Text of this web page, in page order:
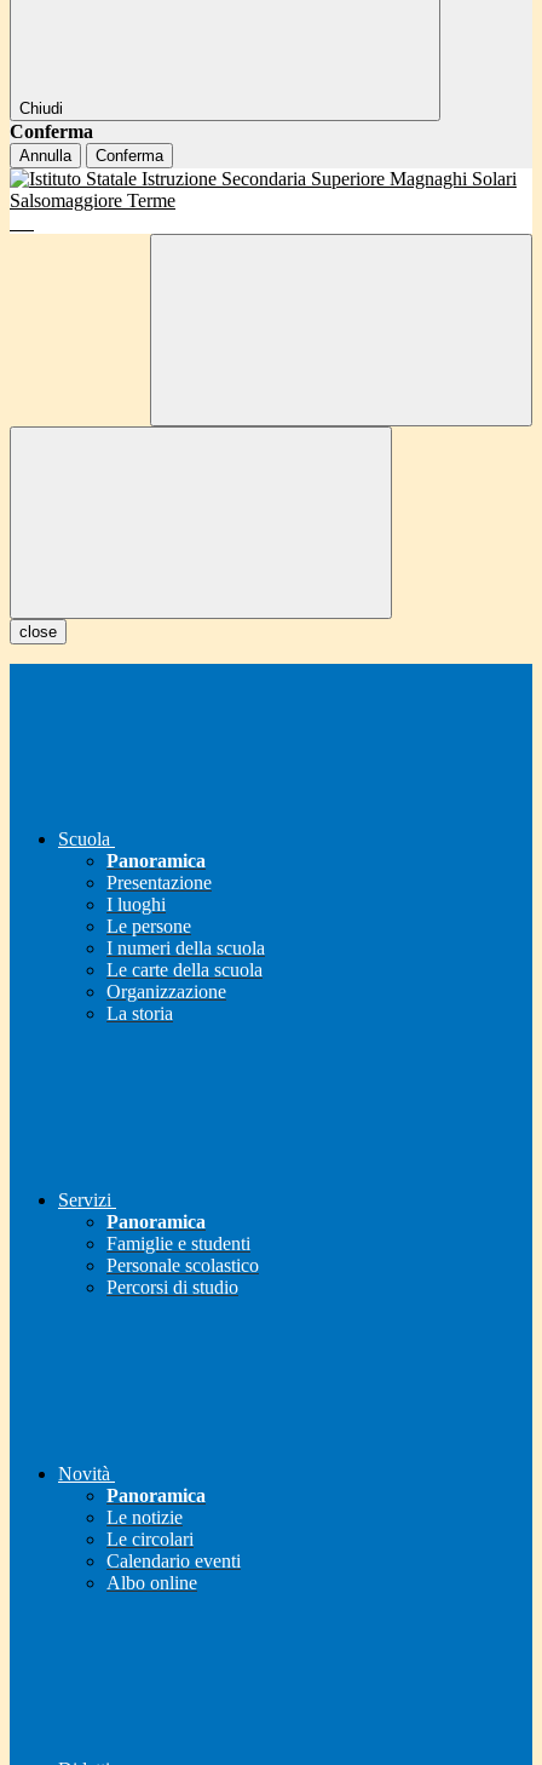
Chiudi
Conferma
Annulla Conferma
close
Scuola
Panoramica
Presentazione
I luoghi
Le persone
I numeri della scuola
Le carte della scuola
Organizzazione
La storia
Servizi
Panoramica
Famiglie e studenti
Personale scolastico
Percorsi di studio
Novità
Panoramica
Le notizie
Le circolari
Calendario eventi
Albo online